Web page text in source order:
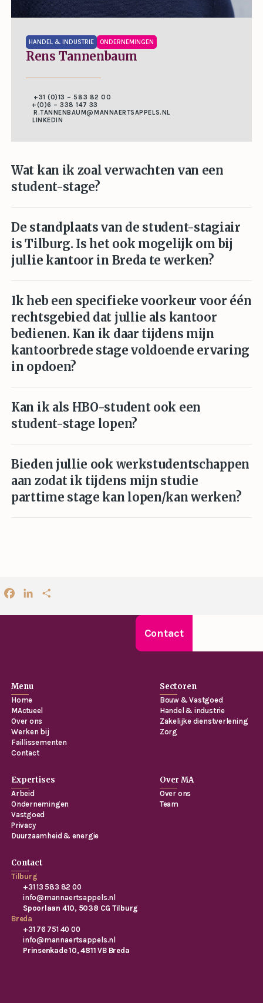
HANDEL & INDUSTRIE ONDERNEMINGEN
Rens Tannenbaum
+31 (0)13 – 583 82 00
+(0)6 – 338 147 33
R.TANNENBAUM@MANNAERTSAPPELS.NL
LINKEDIN
Wat kan ik zoal verwachten van een
student-stage?
De standplaats van de student-stagiair
is Tilburg. Is het ook mogelijk om bij
jullie kantoor in Breda te werken?
Ik heb een specifieke voorkeur voor één
rechtsgebied dat jullie als kantoor
bedienen. Kan ik daar tijdens mijn
kantoorbrede stage voldoende ervaring
in opdoen?
Kan ik als HBO-student ook een
student-stage lopen?
Bieden jullie ook werkstudentschappen
aan zodat ik tijdens mijn studie
parttime stage kan lopen/kan werken?
FacebookLinkedIn
Contact
Menu
Home
MActueel
Over ons
Werken bij
Faillissementen
Contact
Sectoren
Bouw & Vastgoed
Handel & industrie
Zakelijke dienstverlening
Zorg
Expertises
Arbeid
Ondernemingen
Vastgoed
Privacy
Duurzaamheid & energie
Over MA
Over ons
Team
Contact
Tilburg
+31 13 583 82 00
info@mannaertsappels.nl
Spoorlaan 410, 5038 CG Tilburg
Breda
+31 76 751 40 00
info@mannaertsappels.nl
Prinsenkade 10, 4811 VB Breda